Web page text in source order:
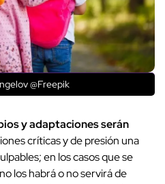
@Freepik
y adaptaciones serán
críticas y de presión una
en los casos que se
los habrá o no servirá de